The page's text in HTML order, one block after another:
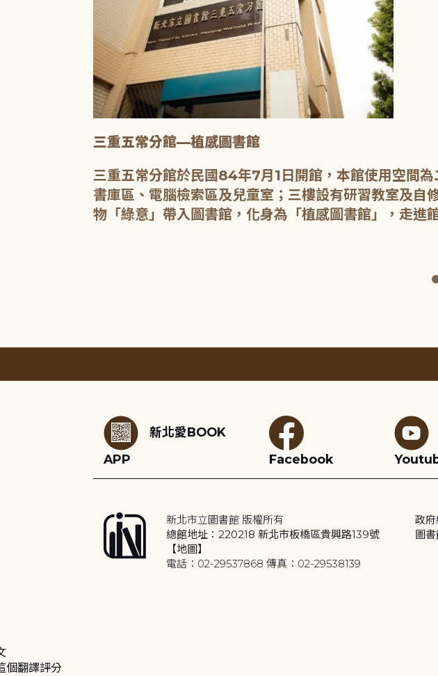
三重五常分館—植感圖書館
三重五常分館於民國84年7月1日開館，本館使用空間
書庫區、電腦檢索區及兒童室；三樓設有研習教室及
物「綠意」帶入圖書館，化身為「植感圖書館」，走進
新北愛BOOK
APP
Facebook
新北市立圖書館 版權所有
總館地址：220218 新北市板橋區貴興路139號
【地圖】
電話：02-29537868 傳真：02-29538139
政
圖
個翻譯評分